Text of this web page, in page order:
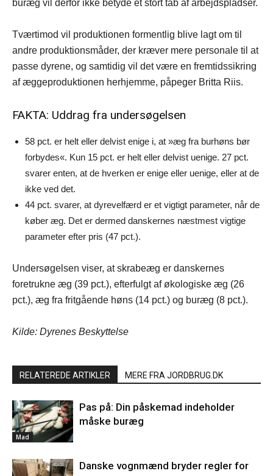
buræg vil derfor ikke betyde et stort tab af arbejdspladser.
Tværtimod vil produktionen formentlig blive lagt om til
andre produktionsmåder, der kræver mere personale til at
passe dyrene, og samtidig vil det være en fremtidssikring
af æggeproduktionen herhjemme, påpeger Britta Riis.
FAKTA: Uddrag fra undersøgelsen
58 pct. er helt eller delvist enige i, at »æg fra burhøns bør
forbydes«. Kun 15 pct. er helt eller delvist uenige. 27 pct.
svarer enten, at de hverken er enige eller uenige, eller at de
ikke ved det.
44 pct. svarer, at dyrevelfærd er et vigtigt parameter, når de
køber æg. Det er dermed danskernes næstmest vigtige
parameter efter pris (47 pct.).
Undersøgelsen viser, at skrabeæg er danskernes
foretrukne æg (39 pct.), efterfulgt af økologiske æg (26
pct.), æg fra fritgående høns (14 pct.) og buræg (8 pct.).
Kilde: Dyrenes Beskyttelse
RELATEREDE ARTIKLER MERE FRA JORDBRUG.DK
Mad
Pas på: Din påskemad indeholder
måske buræg
Danske vognmænd bryder regler for